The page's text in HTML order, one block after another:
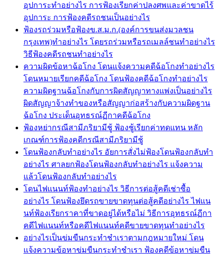
อุปการะทำอย่างไร การฟ้องเรียกค่าปลงศพและค่าขาดไร้
อุปการะ การฟ้องคดีรถชนเป็นอย่างไร
ฟ้องรถร่วมหรือฟ้องข.ส.ม.ก.(องค์การขนส่งมวลชน
กรุงเทพ)ทำอย่างไร โดยรถร่วมหรือรถเมลล์ชนทำอย่างไร
วิธีฟ้องคดีรถชนทำอย่างไร
ความผิดข้อหาฉ้อโกง โดนแจ้งความคดีฉ้อโกงทำอย่างไร
โดนหมายเรียกคดีฉ้อโกง โดนฟ้องคดีฉ้อโกงทำอย่างไร
ความผิดฐานฉ้อโกงกับการผิดสัญญาทางแพ่งเป็นอย่างไร
ผิดสัญญาจ้างทำของหรือสัญญาก่อสร้างกับความผิดฐาน
ฉ้อโกง ประเด็นอุทธรณ์ฏีกาคดีฉ้อโกง
ฟ้องหย่ากรณีสามีภริยามีชู้ ฟ้องชู้เรียกค่าทดแทน หลัก
เกณฑ์การฟ้องคดีกรณีสามีภริยามีชู้
โดนฟ้องกลับทำอย่างไร อัยการสั่งไม่ฟ้องโดนฟ้องกลับทำ
อย่างไร ศาลยกฟ้องโดนฟ้องกลับทำอย่างไร แจ้งความ
แล้วโดนฟ้องกลับทำอย่างไร
โดนไฟแนนท์ฟ้องทำอย่างไร วิธีการต่อสู้คดีเช่าซื้อ
อย่างไร โดนฟ้องยึดรถขายขาดทุนต่อสู้คดีอย่างไร ไฟแน
นท์ฟ้องเรียกราคาที่ขาดอยู่ได้หรือไม่ วิธีการอุทธรณ์ฏีกา
คดีไฟแนนท์หรือคดีไฟแนนท์คดีขายขาดทุนทำอย่างไร
อย่างไรเป็นข่มขืนกระทำชำเราตามกฎหมายใหม่ โดน
แจ้งความข้อหาข่มขืนกระทำชำเรา ฟ้องคดีข้อหาข่มขืน